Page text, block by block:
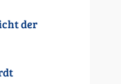
der